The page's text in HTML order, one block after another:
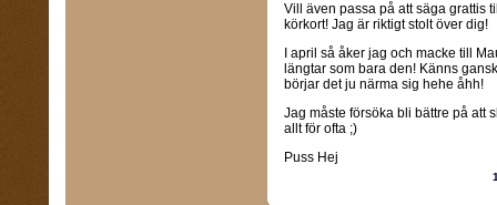
Vill även passa på att säga grattis
körkort! Jag är riktigt stolt över dig!
I april så åker jag och macke till
längtar som bara den! Känns
börjar det ju närma sig hehe åhh!
Jag måste försöka bli bättre på att
allt för ofta ;)
Puss Hej